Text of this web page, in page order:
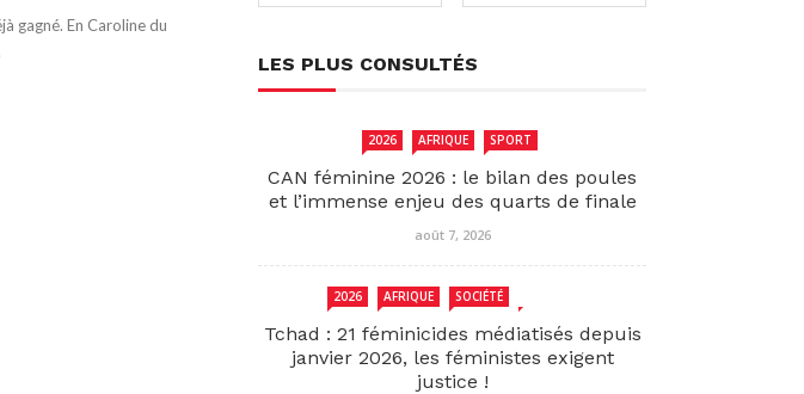
gagné. En Caroline du
LES PLUS CONSULTÉS
2026 AFRIQUE SPORT
CAN féminine 2026 : le bilan des poules
et l’immense enjeu des quarts de finale
août 7, 2026
2026 AFRIQUE SOCIÉTÉ
Tchad : 21 féminicides médiatisés depuis
janvier 2026, les féministes exigent
justice !